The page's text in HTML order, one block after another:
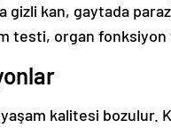
gizli kan, gaytada
testi, organ
yaşam kalitesi bozulur.